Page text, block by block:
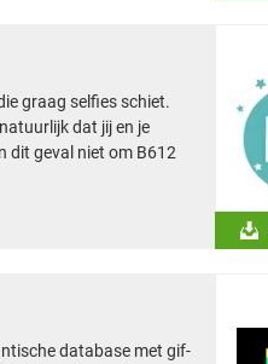
graag selfies schiet.
dat jij en je
dit geval niet om B612
database met gif-